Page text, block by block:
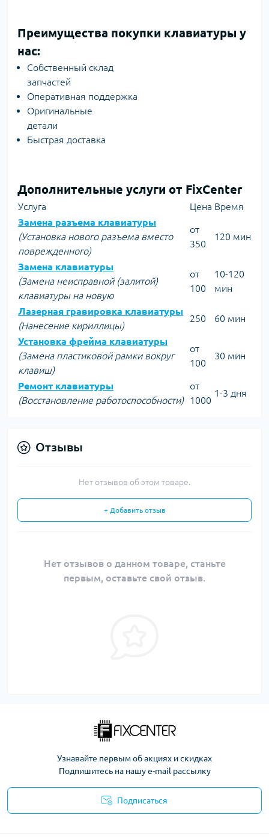
Преимущества покупки клавиатуры у
нас:
Собственный склад
запчастей
Оперативная поддержка
Оригинальные
детали
Быстрая доставка
Дополнительные услуги от FixCenter
Услуга Цена Время
Замена разъема клавиатуры
(Установка нового разъема вместо
поврежденного)
от
350
120 мин
Замена клавиатуры
(Замена неисправной (залитой)
клавиатуры на новую
от
100
10-120
мин
Лазерная гравировка клавиатуры
(Нанесение кириллицы)
250 60 мин
Установка фрейма клавиатуры
(Замена пластиковой рамки вокруг
клавиш)
от
100
30 мин
Ремонт клавиатуры
(Восстановление работоспособности)
от
1000
1-3 дня
Отзывы
Нет отзывов об этом товаре.
+ Добавить отзыв
Нет отзывов о данном товаре, станьте
первым, оставьте свой отзыв.
Узнавайте первым об акциях и скидках
Подпишитесь на нашу e-mail рассылку
Подписаться